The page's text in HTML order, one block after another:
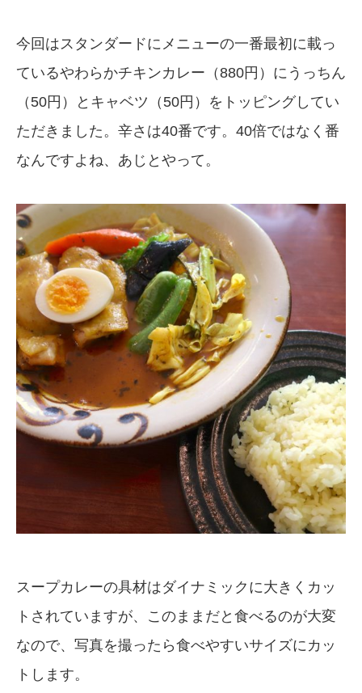
今回はスタンダードにメニューの一番最初に載っ
ているやわらかチキンカレー（880円）にうっちん
（50円）とキャベツ（50円）をトッピングしてい
ただきました。辛さは40番です。40倍ではなく番
なんですよね、あじとやって。
スープカレーの具材はダイナミックに大きくカッ
トされていますが、このままだと食べるのが大変
なので、写真を撮ったら食べやすいサイズにカッ
トします。